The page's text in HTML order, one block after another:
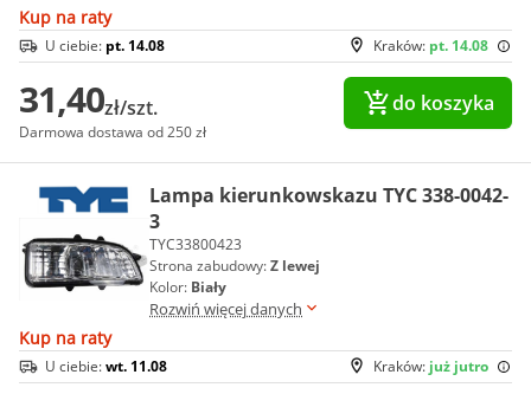
Kup na raty
Kraków: pt. 14.08
U ciebie: pt. 14.08
31,40zł/szt.
Darmowa dostawa od 250 zł
do koszyka
Lampa kierunkowskazu TYC 338-0042-
3
TYC33800423
Strona zabudowy:Z lewej
Kolor: Biały
Rozwiń więcej danych
Kup na raty
Kraków: już jutro
U ciebie:wt. 11.08